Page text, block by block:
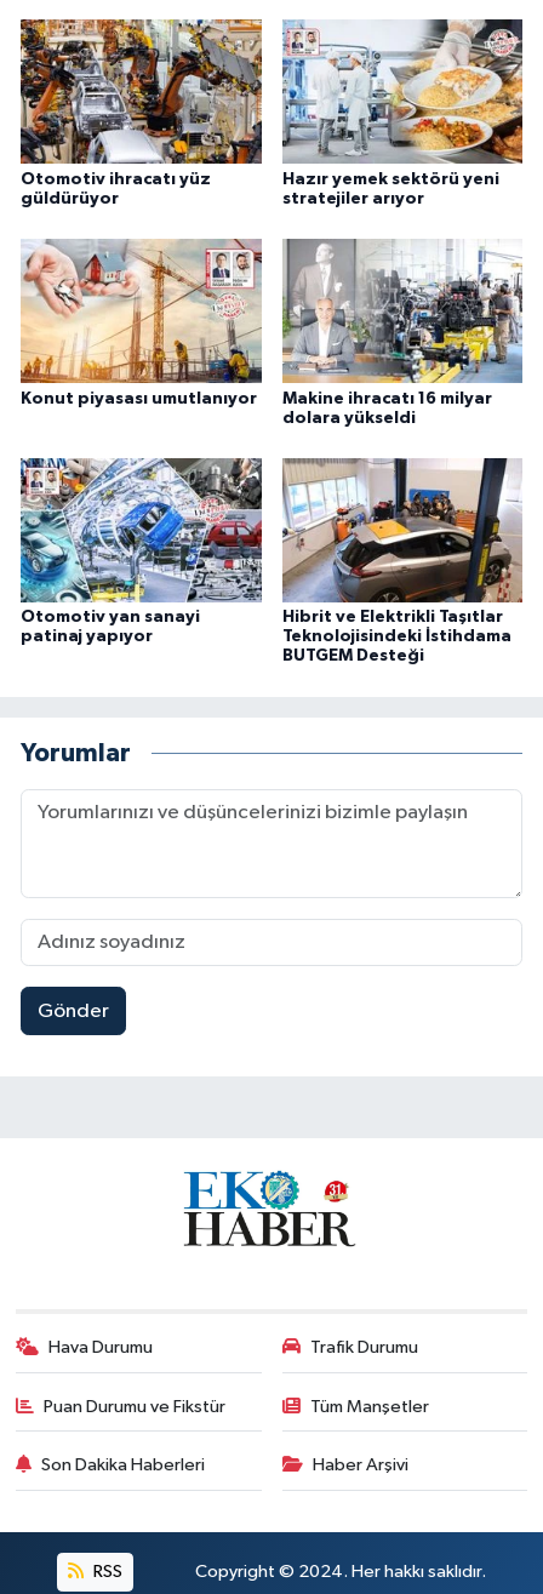
Otomotiv ihracatı yüz
güldürüyor
Hazır yemek sektörü yeni
stratejiler arıyor
Konut piyasası umutlanıyor
Makine ihracatı 16 milyar
dolara yükseldi
Otomotiv yan sanayi
patinaj yapıyor
Hibrit ve Elektrikli Taşıtlar
Teknolojisindeki İstihdama
BUTGEM Desteği
Yorumlar
Gönder
Hava Durumu Trafik Durumu
Puan Durumu ve Fikstür Tüm Manşetler
Son Dakika Haberleri Haber Arşivi
RSS Copyright © 2024. Her hakkı saklıdır.